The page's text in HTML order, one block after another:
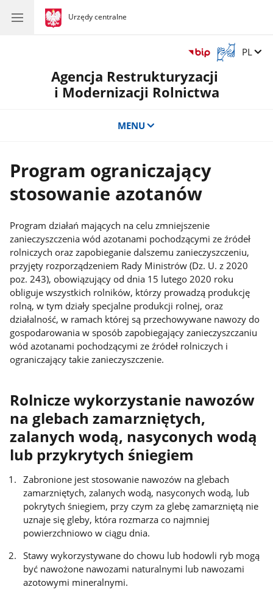
gov.pl
Urzędy centralne
gov.pl
Urzędy
Otwórz
okno
z
tłumaczem
Zmień
PL
Agencja Restrukturyzacji
i Modernizacji Rolnictwa
MENU
Program ograniczający
stosowanie azotanów
Program działań mających na celu zmniejszenie
zanieczyszczenia wód azotanami pochodzącymi ze źródeł
rolniczych oraz zapobieganie dalszemu zanieczyszczeniu,
przyjęty rozporządzeniem Rady Ministrów (Dz. U. z 2020
poz. 243), obowiązujący od dnia 15 lutego 2020 roku
obliguje wszystkich rolników, którzy prowadzą produkcję
rolną, w tym działy specjalne produkcji rolnej, oraz
działalność, w ramach której są przechowywane nawozy do
gospodarowania w sposób zapobiegający zanieczyszczaniu
wód azotanami pochodzącymi ze źródeł rolniczych i
ograniczający takie zanieczyszczenie.
Rolnicze wykorzystanie nawozów
na glebach zamarzniętych,
zalanych wodą, nasyconych wodą
lub przykrytych śniegiem
Zabronione jest stosowanie nawozów na glebach
zamarzniętych, zalanych wodą, nasyconych wodą, lub
pokrytych śniegiem, przy czym za glebę zamarzniętą nie
uznaje się gleby, która rozmarza co najmniej
powierzchniowo w ciągu dnia.
Stawy wykorzystywane do chowu lub hodowli ryb mogą
być nawożone nawozami naturalnymi lub nawozami
azotowymi mineralnymi.